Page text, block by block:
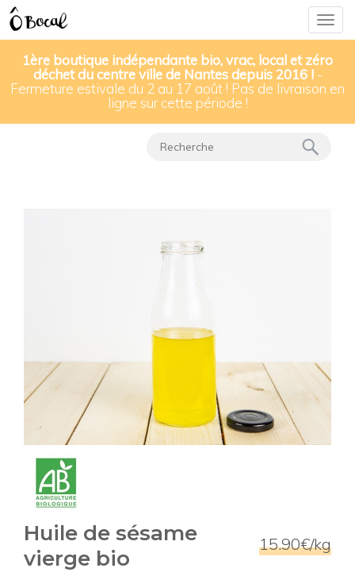
1ère boutique indépendante bio, vrac, local et zéro
déchet du centre ville de Nantes depuis 2016 ! -
Fermeture estivale du 2 au 17 août ! Pas de livraison en
ligne sur cette période !
▸ Huiles, vinaigres & sauces
Huile de sésame vierge bio
15.90€/kg
Huile de sésame
vierge bio